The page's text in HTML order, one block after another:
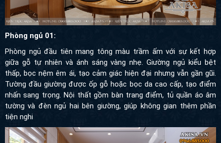
Phòng ngủ 01:
Phòng ngủ đầu tiên mang tông màu trầm ấm với sự kết hợp
giữa gỗ tự nhiên và ánh sáng vàng nhẹ. Giường ngủ kiểu bệt
thấp, bọc nệm êm ái, tạo cảm giác hiện đại nhưng vẫn gần gũi.
Tường đầu giường được ốp gỗ hoặc bọc da cao cấp, tạo điểm
nhấn sang trọng. Nội thất gồm bàn trang điểm, tủ quần áo âm
tường và đèn ngủ hai bên giường, giúp không gian thêm phần
tiện nghi